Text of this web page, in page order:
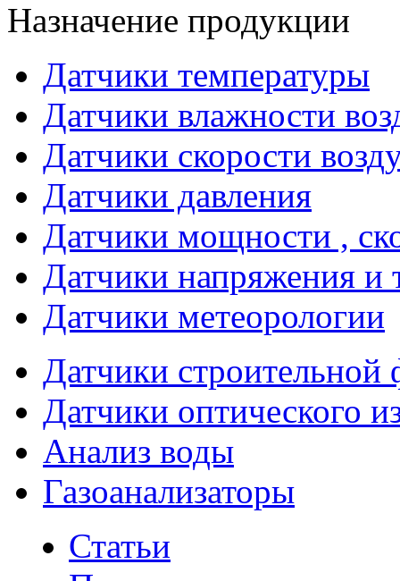
Назначение продукции
Датчики температуры
Датчики влажности
Датчики скорости
Датчики давления
Датчики мощности ,
Датчики напряжения и
Датчики метеорологии
Датчики строительной
Датчики оптического
Анализ воды
Газоанализаторы
Статьи